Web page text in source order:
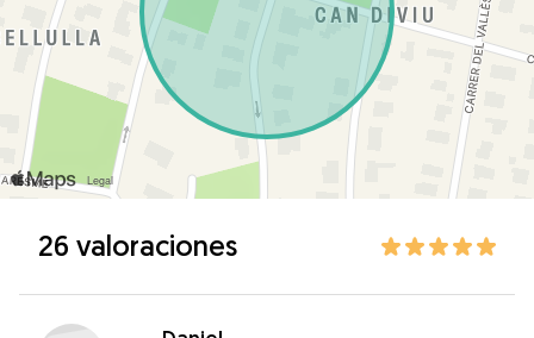
26 valoraciones